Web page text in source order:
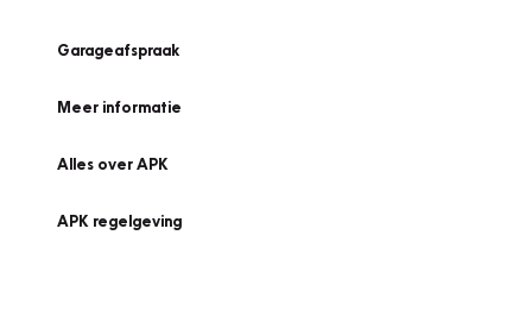
Garageafspraak
Meer informatie
Alles over APK
APK regelgeving